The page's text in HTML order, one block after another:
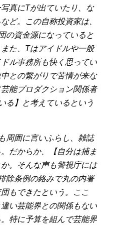
真にTが出ていたり、な
ど。この自称投資家は、
の資金源になっていると
た、Tはアイドルや一般
ル事務所も快く思ってい
との繋がりで苦情が来な
能プロダクション関係者
る】と考えているという
周囲に言いふらし、雑誌
だからか、【自分は捕ま
。そんな声も警視庁には
除条例の絡みで丸の内署
もできたという。ここ
い芸能界との関係もない
特に予算を組んで芸能界